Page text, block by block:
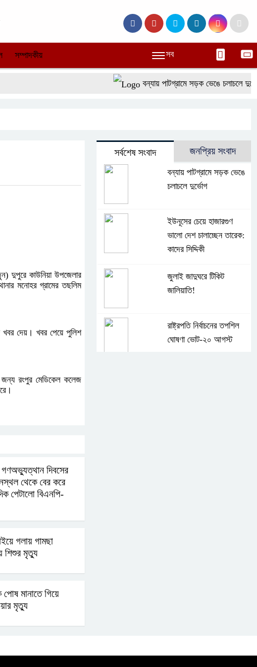
সম্পাদকীয় সব
বন্যায় পাটগ্রামে সড়ক ভেঙে চলাচলে দুর্ভোগ
দুপুরে কাউনিয়া উপজেলার
মনোহর গ্রামের তছলিম
খবর দেয়। খবর পেয়ে পুলিশ
জন্য রংপুর মেডিকেল কলেজ
দিবসের
থেকে বের করে
পেটালো বিএনপি-
গলায় গামছা
শিশুর মৃত্যু
পোষ মানাতে গিয়ে
মৃত্যু
সর্বশেষ সংবাদ জনপ্রিয় সংবাদ
বন্যায় পাটগ্রামে সড়ক ভেঙে
চলাচলে দুর্ভোগ
ইউনূসের চেয়ে হাজারগুণ
ভালো দেশ চালাচ্ছেন তারেক:
কাদের সিদ্দিকী
জুলাই জাদুঘরে টিকিট
জালিয়াতি!
রাষ্ট্রপতি নির্বাচনের তপশিল
ঘোষণা ভোট-২০ আগস্ট